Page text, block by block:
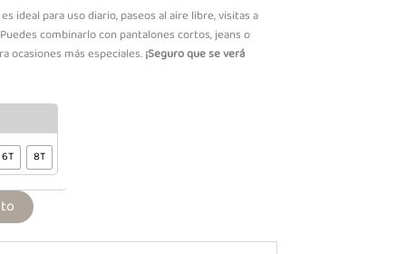
es ideal para uso diario, paseos al aire libre, visitas a
combinarlo con pantalones cortos, jeans o
ocasiones más especiales.¡Seguro que se verá
6T 8T